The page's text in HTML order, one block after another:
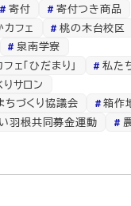
寄付
寄付つき商品
フェ
桃の木台校区
泉南学寮
ェ「ひだまり」
私た
サロン
づくり協議会
箱作
羽根共同募金運動